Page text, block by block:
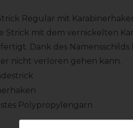
Regular mit
Strick mit dem vernickelten
Dank des
nicht verloren gehen kann.
Polypropylengarn